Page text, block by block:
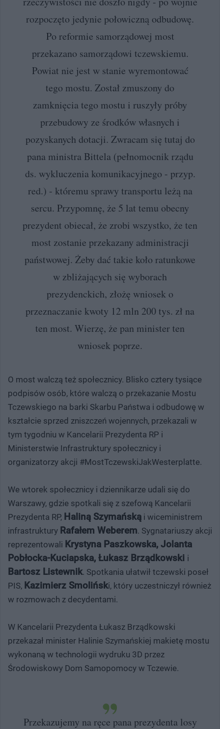
rozpoczęto jedynie połowiczną odbudowę.
Po reformie samorządowej most
przekazano samorządowi tczewskiemu.
Powiat nie jest w stanie wyremontować
tego mostu. Został zmuszony do
zamknięcia tego mostu i ruszyły próby
przebudowy ze środków własnych i
pozyskanych dotacji. Zwracam się tutaj do
pana ministra Bittela (pełnomocnik rządu
ds. wykluczenia komunikacyjnego - przyp.
red.) - któremu sprawy transportu leżą na
sercu. Przypomnę, że 5 lat temu obecny
prezydent obiecał, że zrobi wszystko, że ten
most zostanie przekazany administracji
państwowej. Żeby dać takie koło ratunkowe
w zbliżających się wyborach
prezydenckich, złożę wniosek o
przeznaczanie kwoty 12 mln 200 tys. zł na
ten most. Wierzę, że pan minister ten
wniosek poprze.
O most walczą też społecznicy. Blisko cztery tysiące
podpisów osób, które walczą o przekazanie Mostu
Tczewskiego na barki Skarbu Państwa i odbudowę w
kształcie sprzed zniszczeń wojennych, przekazali w
tym tygodniu w Kancelarii Prezydenta RP i
Ministerstwie Infrastruktury społecznicy i
organizatorzy akcji #MostTczewskiJakWesterplatte.
We wtorek społecznicy i dziennikarze udali się do
Warszawy, gdzie spotkali się z szefową Kancelarii
Prezydenta RP, Haliną Szymańską i wiceministrem
infrastruktury Rafałem Weberem. Sygnatariuszy akcji
reprezentowali Krystyna Paszkowska, Jolanta
Pobłocka-Kuciapska, Łukasz Brządkowski i
Bartosz Listewnik. Spotkania ułatwił tczewski poseł
PIS, Kazimierz Smoliński, który uczestniczył również
w rozmowach z decydentami.
W Kancelarii Prezydenta Łukasz Brządkowski
przekazał minister Halinie Szymańskiej makietę mostu
wykonaną w technologii wydruku 3D przez
Środowiskowy Dom Samopomocy w Tczewie.
Przekazujemy na ręce pana prezydenta losy